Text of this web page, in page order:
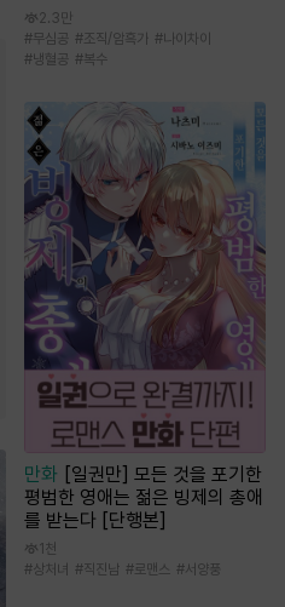
2.3만
#무심공 #조직/암흑가 #나이차이
#냉혈공 #복수
만화 [일권만] 모든 것을 포기한
평범한 영애는 젊은 빙제의 총애
를 받는다 [단행본]
1천
#상처녀 #직진남 #로맨스 #서양풍